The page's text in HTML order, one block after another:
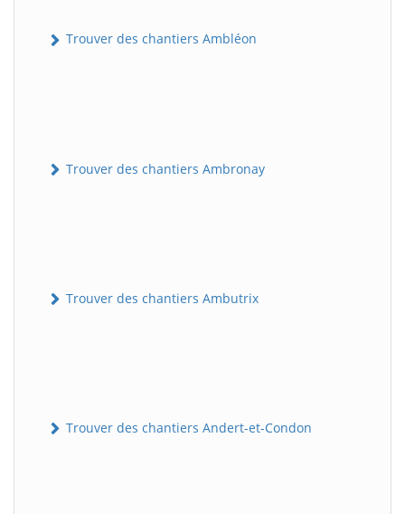
Trouver des chantiers Ambléon
Trouver des chantiers Ambronay
Trouver des chantiers Ambutrix
Trouver des chantiers Andert-et-Condon